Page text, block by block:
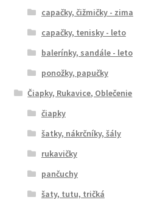
capačky, čižmičky - zima
capačky, tenisky - leto
balerínky, sandále - leto
ponožky, papučky
Čiapky, Rukavice, Oblečenie
čiapky
šatky, nákrčníky, šály
rukavičky
pančuchy
šaty, tutu, tričká